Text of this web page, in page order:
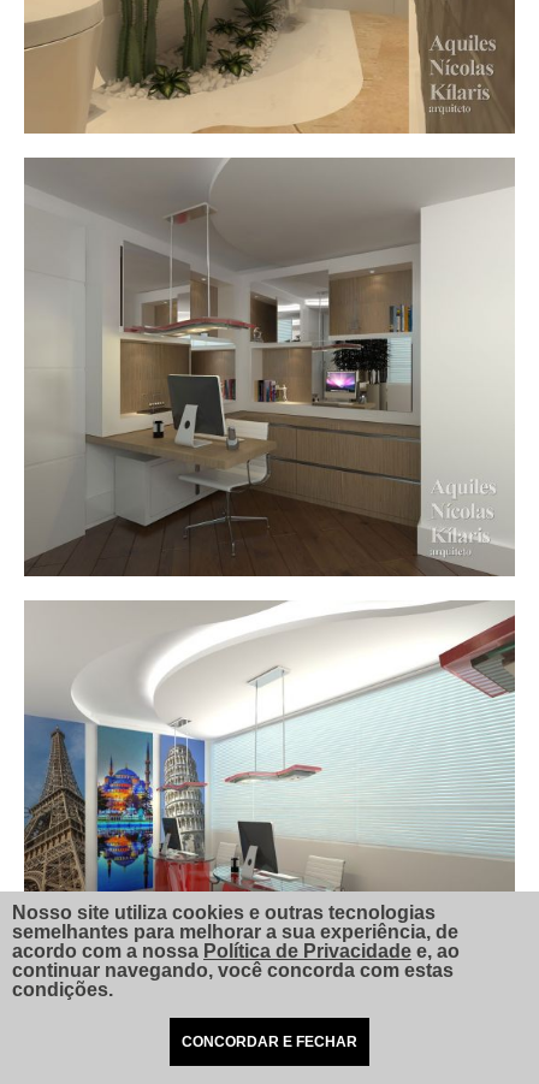
Nosso site utiliza cookies e outras tecnologias
semelhantes para melhorar a sua experiência, de
acordo com a nossa Política de Privacidade e, ao
continuar navegando, você concorda com estas
condições.
CONCORDAR E FECHAR